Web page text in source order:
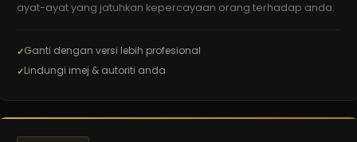
ayat-ayat yang jatuhkan kepercayaan orang terhadap anda.
Ganti dengan versi lebih profesional
Lindungi imej & autoriti anda